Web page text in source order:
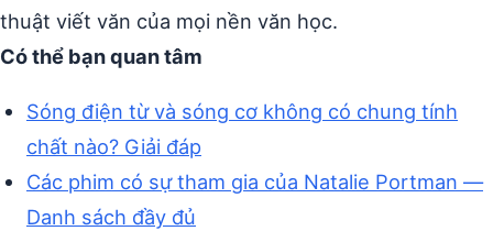
thuật viết văn của mọi nền văn học.
Có thể bạn quan tâm
Sóng điện từ và sóng cơ không có chung tính
chất nào? Giải đáp
Các phim có sự tham gia của Natalie Portman —
Danh sách đầy đủ